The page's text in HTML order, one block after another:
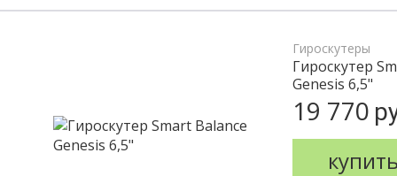
Гироскутеры
Гироскутер
Genesis 6,5"
19 770